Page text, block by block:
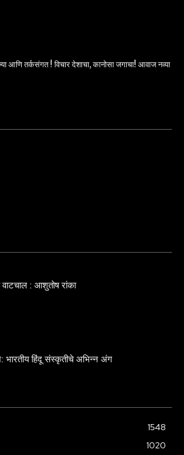
आणि तर्कसंगत ! विचार देशाचा, कानोसा जगाचा! आवाज नव्या
: आशुतोष रांका
भारतीय हिंदू संस्कृतीचे अभिन्न अंग
1548
1020